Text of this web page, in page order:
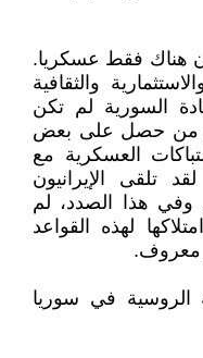
هناك فقط عسكريا.
والثقافية
السورية لم تكن
من حصل على بعض
العسكرية مع
تلقى الإيرانيون
وفي هذا الصدد، لم
لهذه القواعد
معروف.
الروسية في سوريا